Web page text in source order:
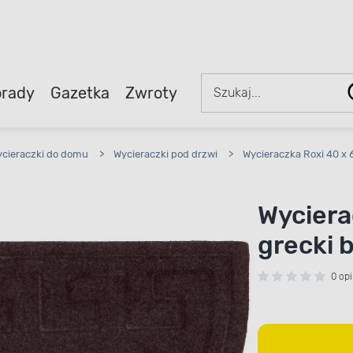
Gazetka Zwroty
do domu > Wycieraczki pod drzwi > Wycieraczka Roxi 40 x
grecki
0